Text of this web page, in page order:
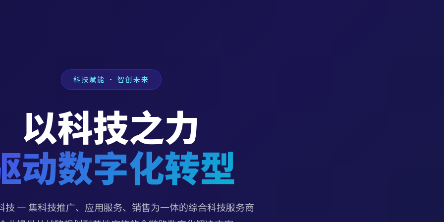
科技赋能 · 智创未来
以科技之力
动数字化转型
技 — 集科技推广、应用服务、销售为一体的综合科技服务商